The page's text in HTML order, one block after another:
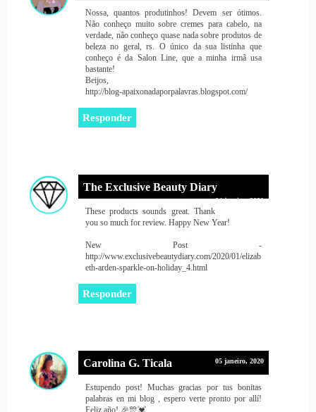
Nossa, quantos produtinhos! Devem ser ótimos.
Não conheço muito sobre cremes para cabelo, na
verdade, não conheço quase nada sobre produtos de
beleza no geral, rs. O único da sua listinha que
conheço é da Salon Line, que a minha irmã usa
bastante!
Beijos,
http://blog-apaixonadaporpalavras.blogspot.com/
Responder
The Exclusive Beauty Diary
04 janeiro, 2020
These products sounds great. Thank
you so much for review. Happy New Year!
New Post -
http://www.exclusivebeautydiary.com/2020/01/elizab
eth-arden-sparkle-on-holiday_4.html
Responder
Carolina G. Ticala 05 janeiro, 2020
Estupendo post! Muchas gracias por tus bonitas
palabras en mi blog , espero verte pronto por allí!
Feliz año! 🎉🎊💓